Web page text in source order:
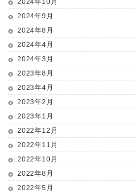
2024年9月
2024年8月
2024年4月
2024年3月
2023年8月
2023年4月
2023年2月
2023年1月
2022年12月
2022年11月
2022年10月
2022年8月
2022年5月